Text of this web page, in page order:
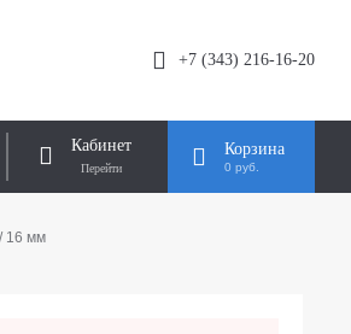
+7 (343) 216-16-20
Кабинет Корзина
0 руб.
16 мм